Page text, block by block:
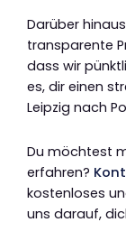
Darüber
transparente
dass wir
es, dir einen
Leipzig nach
Du möchtest
erfahren?
kostenloses
uns darauf,